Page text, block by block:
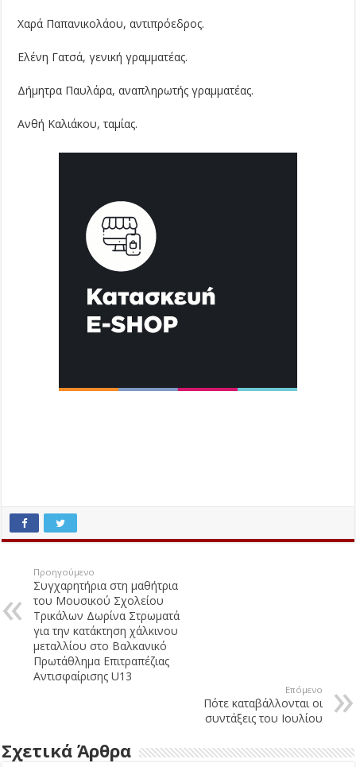
Χαρά Παπανικολάου, αντιπρόεδρος.
Ελένη Γατσά, γενική γραμματέας.
Δήμητρα Παυλάρα, αναπληρωτής γραμματέας.
Ανθή Καλιάκου, ταμίας.
Προηγούμενο
Συγχαρητήρια στη μαθήτρια
του Μουσικού Σχολείου
Τρικάλων Δωρίνα Στρωματά
για την κατάκτηση χάλκινου
μεταλλίου στο Βαλκανικό
Πρωτάθλημα Επιτραπέζιας
Αντισφαίρισης U13
Επόμενο
Πότε καταβάλλονται οι
συντάξεις του Ιουλίου
Σχετικά Άρθρα